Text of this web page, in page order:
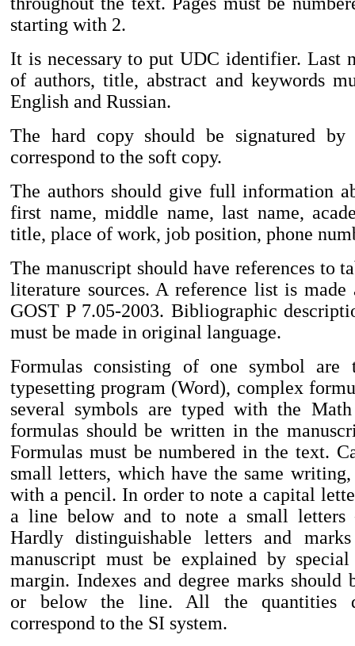
starting with 2.
It is necessary to put UDC identifier. Last
of authors, title, abstract and keywords
English and Russian.
The hard copy should be signatured by
correspond to the soft copy.
The authors should give full information
first name, middle name, last name,
title, place of work, job position, phone
The manuscript should have references to
literature sources. A reference list is made
GOST P 7.05-2003. Bibliographic
must be made in original language.
Formulas consisting of one symbol are
typesetting program (Word), complex
several symbols are typed with the
formulas should be written in the
Formulas must be numbered in the text.
small letters, which have the same
with a pencil. In order to note a capital
a line below and to note a small letters
Hardly distinguishable letters and
manuscript must be explained by
margin. Indexes and degree marks should
or below the line. All the quantities
correspond to the SI system.